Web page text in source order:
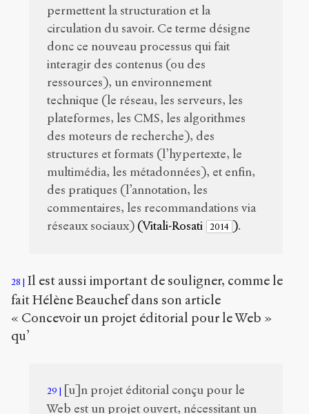
permettent la structuration et la
circulation du savoir. Ce terme désigne
donc ce nouveau processus qui fait
interagir des contenus (ou des
ressources), un environnement
technique (le réseau, les serveurs, les
plateformes, les CMS, les algorithmes
des moteurs de recherche), des
structures et formats (l’hypertexte, le
multimédia, les métadonnées), et enfin,
des pratiques (l’annotation, les
commentaires, les recommandations via
réseaux sociaux) (Vitali-Rosati 2014 ).
28
Il est aussi important de souligner, comme le
fait Hélène Beauchef dans son article
« Concevoir un projet éditorial pour le Web »
qu’
29
[u]n projet éditorial conçu pour le
Web est un projet ouvert, nécessitant un